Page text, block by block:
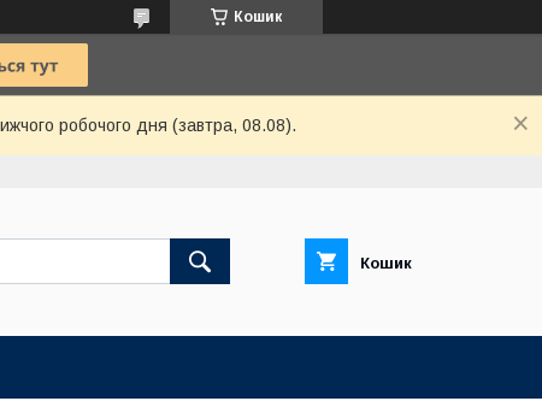
Кошик
робочого дня (завтра, 08.08).
Кошик